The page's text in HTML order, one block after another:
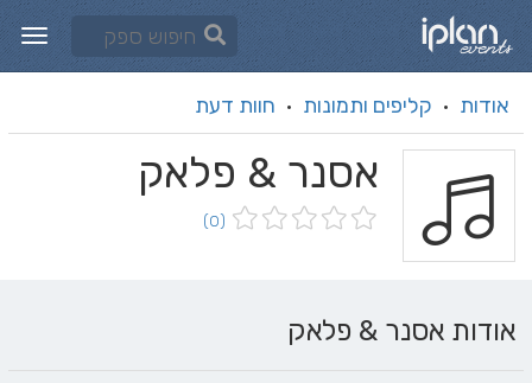
אודות · קליפים ותמונות · חוות דעת
אסנר & פלאק
(0)
אודות אסנר & פלאק